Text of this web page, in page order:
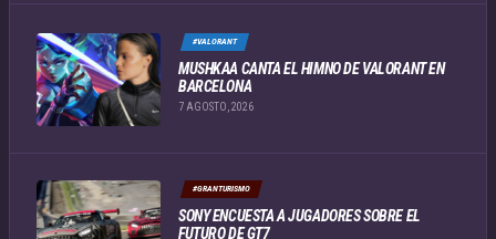
#VALORANT
MUSHKAA CANTA EL HIMNO DE VALORANT EN
BARCELONA
7 AGOSTO, 2026
#GRANTURISMO
SONY ENCUESTA A JUGADORES SOBRE EL
FUTURO DE GT7